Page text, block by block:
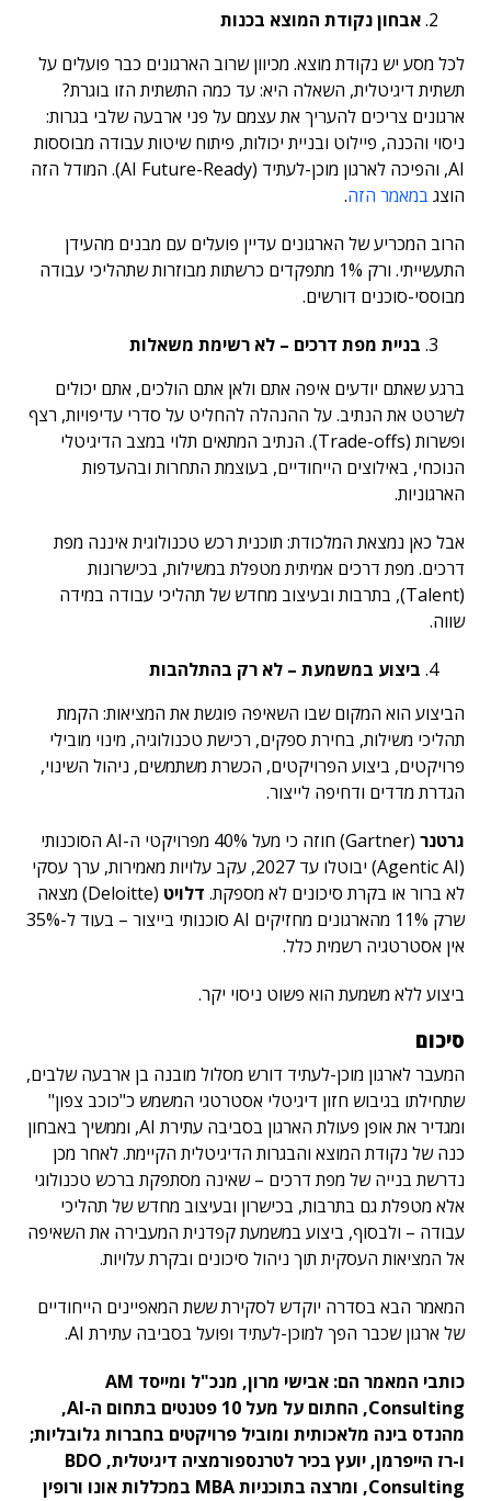
אבחון נקודת המוצא בכנות
לכל מסע יש נקודת מוצא. מכיוון שרוב הארגונים כבר פועלים על
תשתית דיגיטלית, השאלה היא: עד כמה התשתית הזו בוגרת?
ארגונים צריכים להעריך את עצמם על פני ארבעה שלבי בגרות:
ניסוי והכנה, פיילוט ובניית יכולות, פיתוח שיטות עבודה מבוססות
AI, והפיכה לארגון מוכן-לעתיד (AI Future-Ready). המודל הזה
הוצג במאמר הזה.
הרוב המכריע של הארגונים עדיין פועלים עם מבנים מהעידן
התעשייתי. ורק 1% מתפקדים כרשתות מבוזרות שתהליכי עבודה
מבוססי-סוכנים דורשים.
בניית מפת דרכים – לא רשימת משאלות
ברגע שאתם יודעים איפה אתם ולאן אתם הולכים, אתם יכולים
לשרטט את הנתיב. על ההנהלה להחליט על סדרי עדיפויות, רצף
ופשרות (Trade-offs). הנתיב המתאים תלוי במצב הדיגיטלי
הנוכחי, באילוצים הייחודיים, בעוצמת התחרות ובהעדפות
הארגוניות.
אבל כאן נמצאת המלכודת: תוכנית רכש טכנולוגית איננה מפת
דרכים. מפת דרכים אמיתית מטפלת במשילות, בכישרונות
(Talent), בתרבות ובעיצוב מחדש של תהליכי עבודה במידה
שווה.
ביצוע במשמעת – לא רק בהתלהבות
הביצוע הוא המקום שבו השאיפה פוגשת את המציאות: הקמת
תהליכי משילות, בחירת ספקים, רכישת טכנולוגיה, מינוי מובילי
פרויקטים, ביצוע הפרויקטים, הכשרת משתמשים, ניהול השינוי,
הגדרת מדדים ודחיפה לייצור.
גרטנר
(Gartner) חוזה כי מעל 40% מפרויקטי ה-AI הסוכנותי
(Agentic AI) יבוטלו עד 2027, עקב עלויות מאמירות, ערך עסקי
לא ברור או בקרת סיכונים לא מספקת. דלויט
(Deloitte) מצאה
שרק 11% מהארגונים מחזיקים AI סוכנותי בייצור – בעוד ל-35%
אין אסטרטגיה רשמית כלל.
ביצוע ללא משמעת הוא פשוט ניסוי יקר.
סיכום
המעבר לארגון מוכן-לעתיד דורש מסלול מובנה בן ארבעה שלבים,
שתחילתו בגיבוש חזון דיגיטלי אסטרטגי המשמש כ"כוכב צפון"
ומגדיר את אופן פעולת הארגון בסביבה עתירת AI, וממשיך באבחון
כנה של נקודת המוצא והבגרות הדיגיטלית הקיימת. לאחר מכן
נדרשת בנייה של מפת דרכים – שאינה מסתפקת ברכש טכנולוגי
אלא מטפלת גם בתרבות, בכישרון ובעיצוב מחדש של תהליכי
עבודה – ולבסוף, ביצוע במשמעת קפדנית המעבירה את השאיפה
אל המציאות העסקית תוך ניהול סיכונים ובקרת עלויות.
המאמר הבא בסדרה יוקדש לסקירת ששת המאפיינים הייחודיים
של ארגון שכבר הפך למוכן-לעתיד ופועל בסביבה עתירת AI.
כותבי המאמר הם: אבישי מרון, מנכ"ל ומייסד AM
Consulting, החתום על מעל 10 פטנטים בתחום ה-AI,
מהנדס בינה מלאכותית ומוביל פרויקטים בחברות גלובליות;
ו-רז הייפרמן, יועץ בכיר לטרנספורמציה דיגיטלית, BDO
Consulting, ומרצה בתוכניות MBA במכללות אונו ורופין